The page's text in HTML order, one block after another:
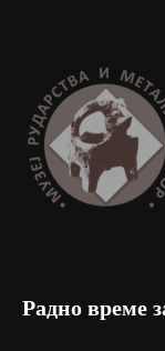
Радно време